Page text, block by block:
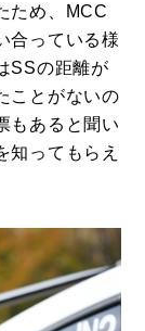
ため、MCC
合っている様
SSの距離が
ことがないの
もあると聞い
知ってもらえ